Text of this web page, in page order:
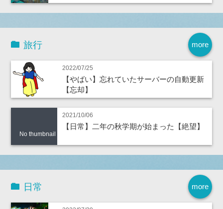
more
旅行
2022/07/25
【やばい】忘れていたサーバーの自動更新
【忘却】
No thumbnail
2021/10/06
【日常】二年の秋学期が始まった【絶望】
more
日常